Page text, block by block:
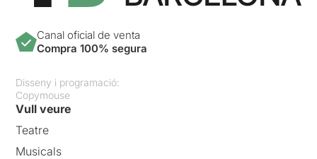
Canal oficial de venta
Compra 100% segura
Disseny i programació:
Copymouse
Vull veure
Teatre
Musicals